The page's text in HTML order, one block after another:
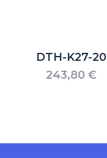
DTH-K27-20
243,80 €